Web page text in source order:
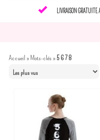
LIVRAISON
Accueil »Mots-clés »5 6 7 8